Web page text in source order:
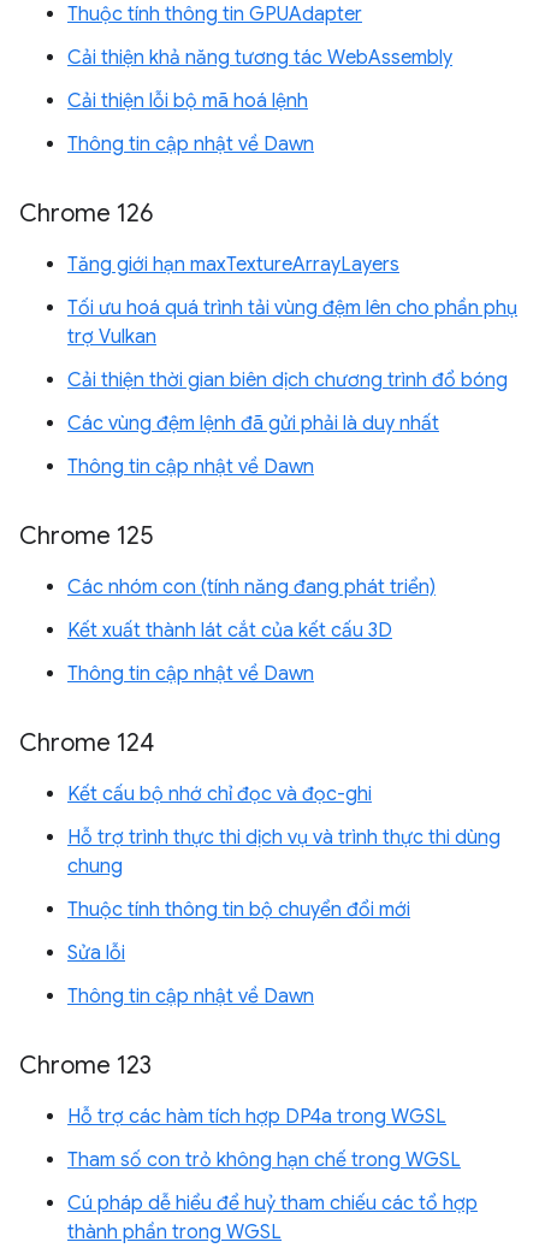
Thuộc tính thông tin GPUAdapter
Cải thiện khả năng tương tác WebAssembly
Cải thiện lỗi bộ mã hoá lệnh
Thông tin cập nhật về Dawn
Chrome 126
Tăng giới hạn maxTextureArrayLayers
Tối ưu hoá quá trình tải vùng đệm lên cho phần phụ
trợ Vulkan
Cải thiện thời gian biên dịch chương trình đổ bóng
Các vùng đệm lệnh đã gửi phải là duy nhất
Thông tin cập nhật về Dawn
Chrome 125
Các nhóm con (tính năng đang phát triển)
Kết xuất thành lát cắt của kết cấu 3D
Thông tin cập nhật về Dawn
Chrome 124
Kết cấu bộ nhớ chỉ đọc và đọc-ghi
Hỗ trợ trình thực thi dịch vụ và trình thực thi dùng
chung
Thuộc tính thông tin bộ chuyển đổi mới
Sửa lỗi
Thông tin cập nhật về Dawn
Chrome 123
Hỗ trợ các hàm tích hợp DP4a trong WGSL
Tham số con trỏ không hạn chế trong WGSL
Cú pháp dễ hiểu để huỷ tham chiếu các tổ hợp
thành phần trong WGSL